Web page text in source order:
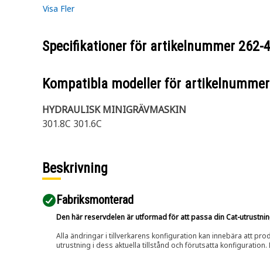
Visa Fler
Specifikationer för artikelnummer 262-
Kompatibla modeller för artikelnummer
HYDRAULISK MINIGRÄVMASKIN
301.8C 301.6C
Beskrivning
Fabriksmonterad
Den här reservdelen är utformad för att passa din Cat-
Alla ändringar i tillverkarens konfiguration kan innebära att
utrustning i dess aktuella tillstånd och förutsatta